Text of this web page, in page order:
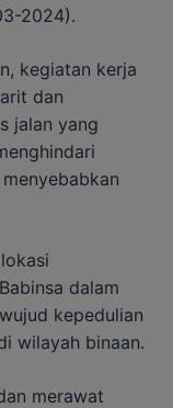
2024).
kegiatan kerja
dan
jalan yang
dalam
kepedulian
wilayah binaan.
merawat